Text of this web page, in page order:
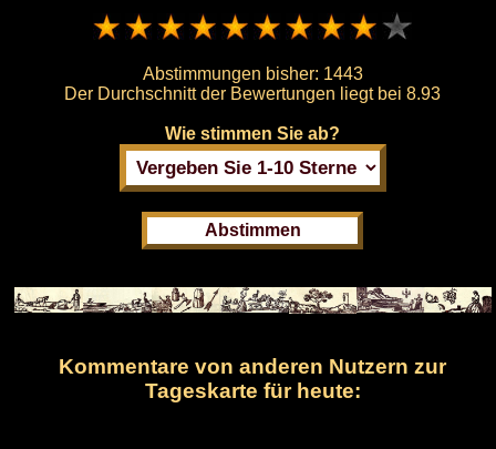
Abstimmungen bisher: 1443
Der Durchschnitt der Bewertungen liegt bei 8.93
Wie stimmen Sie ab?
Kommentare von anderen Nutzern zur
Tageskarte für heute: